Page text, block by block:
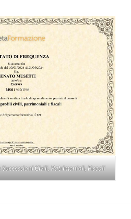
Civili, Patrimoniali, Fiscali